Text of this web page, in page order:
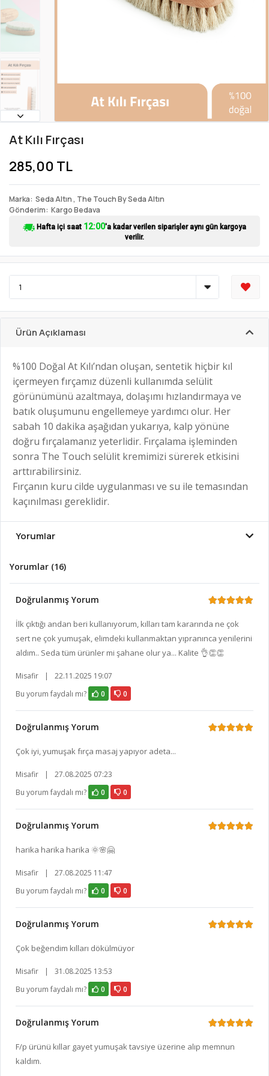
At Kılı Fırçası
285,00 TL
Marka Seda Altın, The Touch By Seda Altın
Gönderim Kargo Bedava
Hafta içi saat 12:00'a kadar verilen siparişler aynı gün kargoya
verilir.
Ürün Açıklaması
%100 Doğal At Kılı’ndan oluşan, sentetik hiçbir kıl
içermeyen fırçamız düzenli kullanımda selülit
görünümünü azaltmaya, dolaşımı hızlandırmaya ve
batık oluşumunu engellemeye yardımcı olur. Her
sabah 10 dakika aşağıdan yukarıya, kalp yönüne
doğru fırçalamanız yeterlidir. Fırçalama işleminden
sonra The Touch selülit kremimizi sürerek etkisini
arttırabilirsiniz.
Fırçanın kuru cilde uygulanması ve su ile temasından
kaçınılması gereklidir.
Yorumlar
Yorumlar (16)
Doğrulanmış Yorum
İlk çıktığı andan beri kullanıyorum, kılları tam kararında ne çok
sert ne çok yumuşak, elimdeki kullanmaktan yıpranınca yenilerini
aldım.. Seda tüm ürünler mi şahane olur ya... Kalite 👌👏👏
Misafir |
22.11.2025 19:07
Bu yorum faydalı mı?
0 0
Doğrulanmış Yorum
Çok iyi, yumuşak fırça masaj yapıyor adeta...
Misafir |
27.08.2025 07:23
Bu yorum faydalı mı?
0 0
Doğrulanmış Yorum
harika harika harika 🌞🌸🤗
Misafir |
27.08.2025 11:47
Bu yorum faydalı mı?
0 0
Doğrulanmış Yorum
Çok beğendim kılları dökülmüyor
Misafir |
31.08.2025 13:53
Bu yorum faydalı mı?
0 0
Doğrulanmış Yorum
F/p ürünü kıllar gayet yumuşak tavsiye üzerine alıp memnun
kaldım.